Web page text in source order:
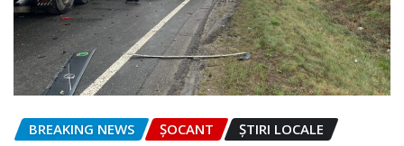
BREAKING NEWS ȘOCANT ȘTIRI LOCALE